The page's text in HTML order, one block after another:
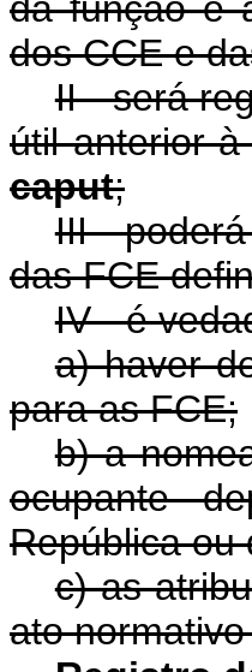
dos CCE e
II - será
útil anterior
caput;
III -
das FCE
IV - é
a) haver
para as FCE;
b) a
ocupante
República ou
c) as
ato